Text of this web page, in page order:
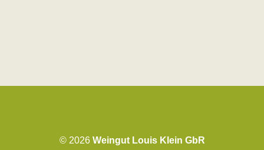
© 2026 Weingut Louis Klein GbR